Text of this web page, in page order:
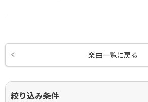
楽曲一覧に戻る
絞り込み条件